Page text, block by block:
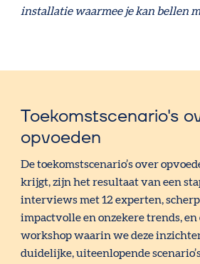
installatie waarmee je kan bellen
Toekomstscenario's
opvoeden
De toekomstscenario’s over
krijgt, zijn het resultaat van een
interviews met 12 experten,
impactvolle en onzekere trends,
workshop waarin we deze
duidelijke, uiteenlopende